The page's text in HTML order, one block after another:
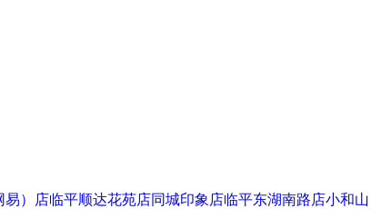
易）店临平顺达花苑店同城印象店临平东湖南路店小和山